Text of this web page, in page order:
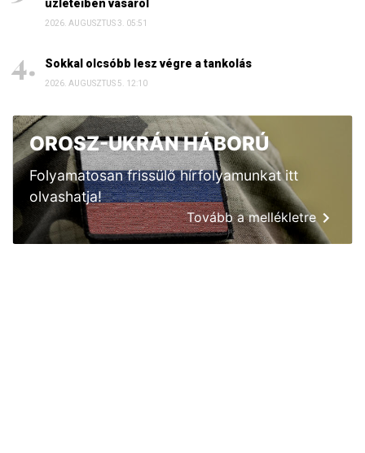
üzleteiben vásárol
2026. AUGUSZTUS 3. 05:51
Sokkal olcsóbb lesz végre a tankolás
2026. AUGUSZTUS 5. 12:10
OROSZ-UKRÁN HÁBORÚ
Folyamatosan frissülő hírfolyamunkat itt
olvashatja!
Tovább a mellékletre